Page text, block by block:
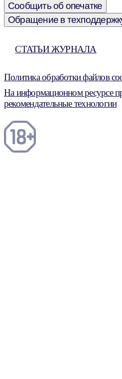
Сообщить об опечатке
Обращение в
СТАТЬИ ЖУРНАЛА
Политика обработки файлов
На информационном ресурсе
рекомендательные технологии